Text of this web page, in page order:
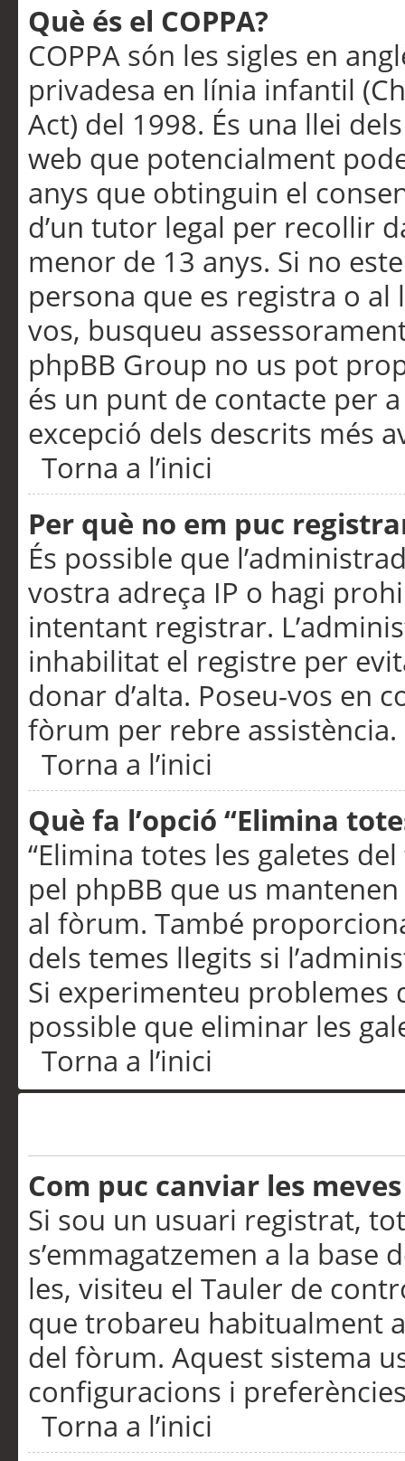
Què és el COPPA?
COPPA són les sigles en
privadesa en línia infantil
Act) del 1998. És una llei
web que potencialment
anys que obtinguin el
d’un tutor legal per recollir
menor de 13 anys. Si no
persona que es registra o
vos, busqueu
phpBB Group no us pot
és un punt de contacte per
excepció dels descrits més
Torna a l’inici
Per què no em puc
És possible que
vostra adreça IP o hagi
intentant registrar.
inhabilitat el registre per
donar d’alta. Poseu-vos en
fòrum per rebre assistència.
Torna a l’inici
Què fa l’opció “Elimina
“Elimina totes les galetes
pel phpBB que us
al fòrum. També
dels temes llegits si
Si experimenteu problemes
possible que eliminar les
Torna a l’inici
Com puc canviar les
Si sou un usuari registrat,
s’emmagatzemen a la
les, visiteu el Tauler de
que trobareu habitualment
del fòrum. Aquest sistema
configuracions i
Torna a l’inici